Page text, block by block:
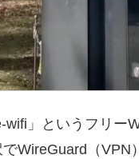
」というフリー
WireGuard（VPN